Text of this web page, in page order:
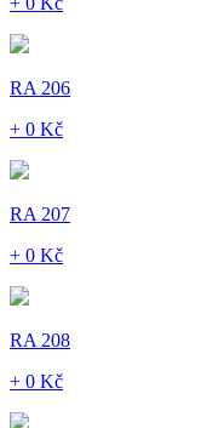
RA 206
+ 0 Kč
RA 207
+ 0 Kč
RA 208
+ 0 Kč